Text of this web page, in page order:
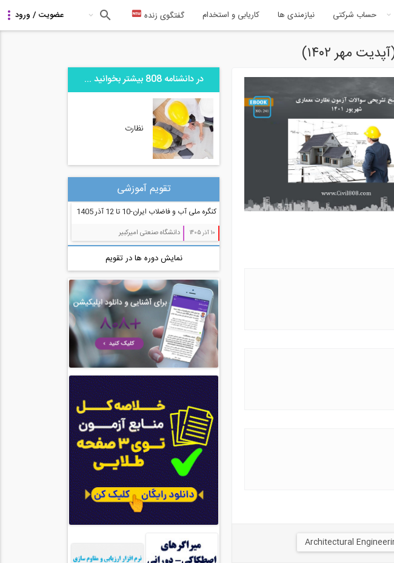
حساب شرکتی نیازمندی ها کاریابی و استخدام گفتگوی زنده
در دانشنامه 808 بیشتر بخوانید ...
نظارت
تقویم آموزشی
کنگره ملی آب و فاضلاب ایران-10 تا 12 آذر 1405
10 آذر 1405 دانشگاه صنعتی امیرکبیر
نمایش دوره ها در تقویم